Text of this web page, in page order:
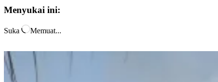
Menyukai ini:
Suka Memuat...